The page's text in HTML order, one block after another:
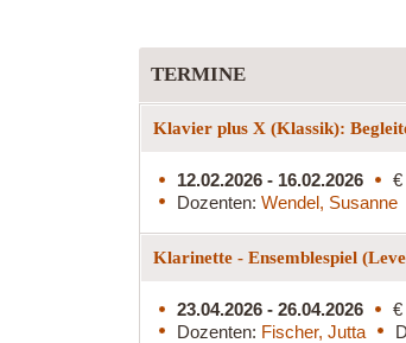
TERMINE
Klavier plus X (Klassik):
12.02.2026 - 16.02.2026
€
Dozenten: Wendel, Susanne
Klarinette - Ensemblespiel
23.04.2026 - 26.04.2026
€
Dozenten: Fischer, Jutta